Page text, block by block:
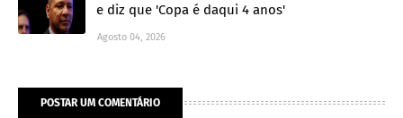
e diz que 'Copa é daqui 4 anos'
Agosto 04, 2026
POSTAR UM COMENTÁRIO